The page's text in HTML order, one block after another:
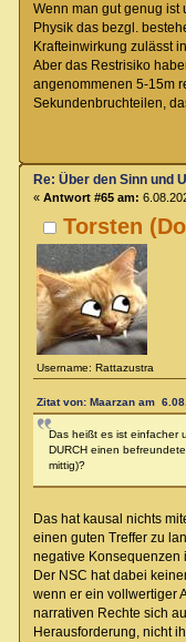
Wenn man gut genug ist
Physik das bezgl.
Krafteinwirkung zulässt
Aber das Restrisiko
angenommenen 5-15m
Sekundenbruchteilen,
Torsten
Username: Rattazustra
Re: Über den Sinn und
« Antwort #65 am:
Zitat von: Maarzan am
Das heißt es ist einfacher
DURCH einen
mittig)?
Das hat kausal nichts
einen guten Treffer zu
negative Konsequenzen
Der NSC hat dabei
wenn er ein vollwertiger
narrativen Rechte sich
Herausforderung, nicht